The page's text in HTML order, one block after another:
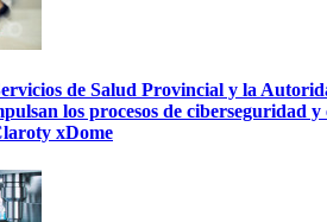
de Salud Provincial y la
los procesos de ciberseguridad y
xDome